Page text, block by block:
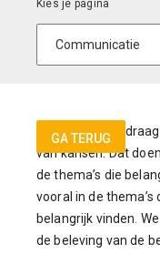
Communicatie
van kansen. Dat
de thema’s die
vooral in de thema’s
belangrijk vinden.
de beleving van de
GA TERUG